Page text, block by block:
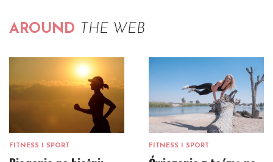
AROUND THE WEB
FITNESS I SPORT FITNESS I SPORT